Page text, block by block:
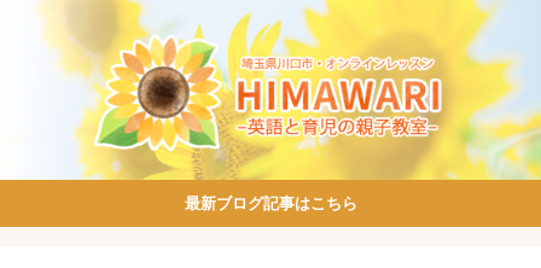
最新ブログ記事はこちら